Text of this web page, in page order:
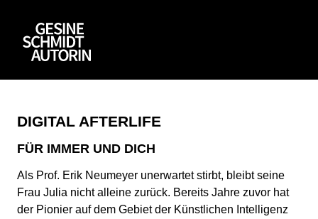
DIGITAL AFTERLIFE
FÜR IMMER UND DICH
Als Prof. Erik Neumeyer unerwartet stirbt, bleibt seine
Frau Julia nicht alleine zurück. Bereits Jahre zuvor hat
der Pionier auf dem Gebiet der Künstlichen Intelligenz